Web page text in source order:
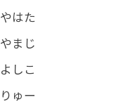
やはた
やまじ
よしこ
りゅー